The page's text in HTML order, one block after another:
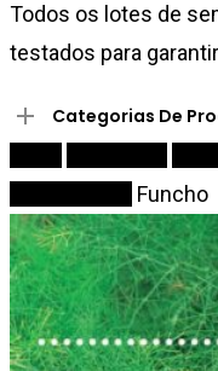
Todos os lotes de
testados para
Categorias De
Funcho